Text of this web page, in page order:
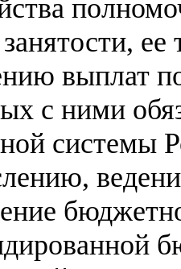
выплат
с ними
системы